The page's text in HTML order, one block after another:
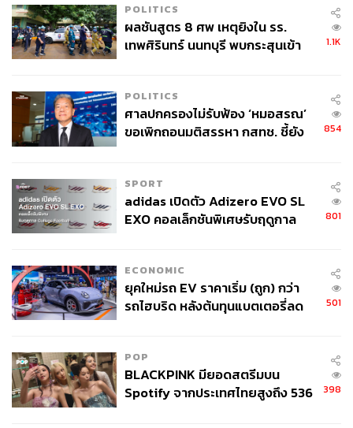
POLITICS
ผลชันสูตร 8 ศพ เหตุยิงใน รร.
เทพศิรินทร์ นนทบุรี พบกระสุนเข้า
1.1K
POLITICS
ศาลปกครองไม่รับฟ้อง ‘หมอสรณ’
ขอเพิกถอนมติสรรหา กสทช. ชี้ยัง
854
SPORT
adidas เปิดตัว Adizero EVO SL
EXO คอลเล็กชันพิเศษรับฤดูกาล
801
ECONOMIC
ยุคใหม่รถ EV ราคาเริ่ม (ถูก) กว่า
รถไฮบริด หลังต้นทุนแบตเตอรี่ลด
501
POP
BLACKPINK มียอดสตรีมบน
Spotify จากประเทศไทยสูงถึง 536
398